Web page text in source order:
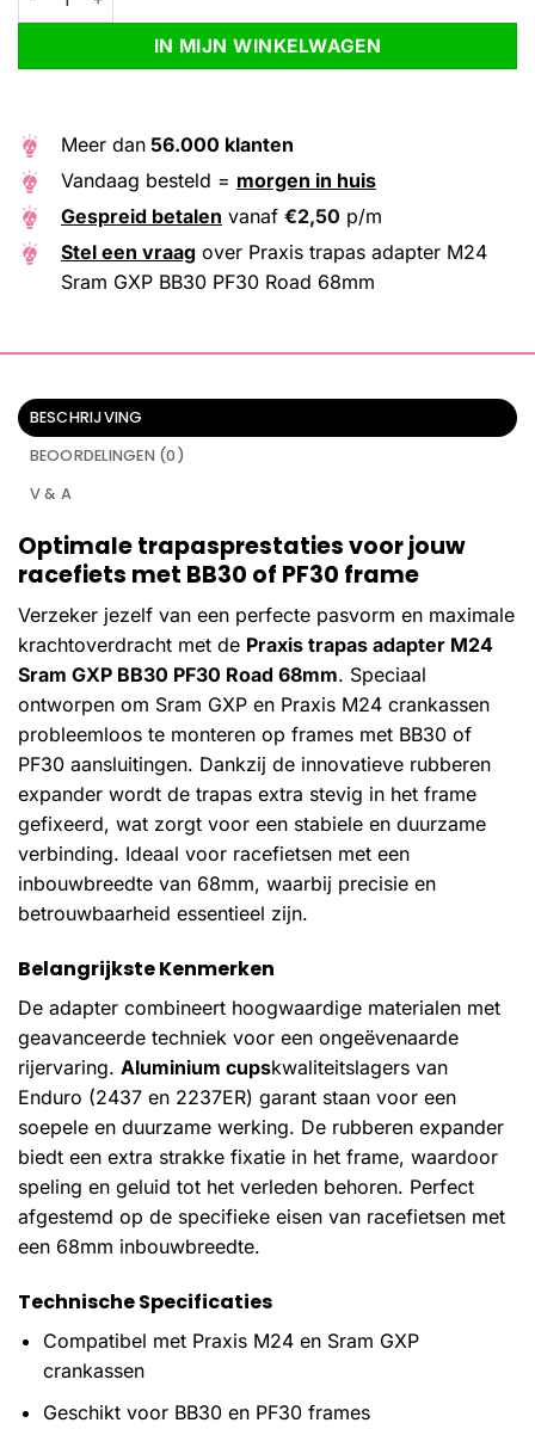
IN MIJN WINKELWAGEN
Meer dan 56.000 klanten
Vandaag besteld = morgen in huis
Gespreid betalen vanaf €2,50 p/m
Stel een vraag over Praxis trapas adapter M24
Sram GXP BB30 PF30 Road 68mm
BESCHRIJVING
BEOORDELINGEN (0)
V & A
Optimale trapasprestaties voor jouw
racefiets met BB30 of PF30 frame
Verzeker jezelf van een perfecte pasvorm en maximale
krachtoverdracht met de Praxis trapas adapter M24
Sram GXP BB30 PF30 Road 68mm. Speciaal
ontworpen om Sram GXP en Praxis M24 crankassen
probleemloos te monteren op frames met BB30 of
PF30 aansluitingen. Dankzij de innovatieve rubberen
expander wordt de trapas extra stevig in het frame
gefixeerd, wat zorgt voor een stabiele en duurzame
verbinding. Ideaal voor racefietsen met een
inbouwbreedte van 68mm, waarbij precisie en
betrouwbaarheid essentieel zijn.
Belangrijkste Kenmerken
De adapter combineert hoogwaardige materialen met
geavanceerde techniek voor een ongeëvenaarde
rijervaring. Aluminium cupskwaliteitslagers van
Enduro (2437 en 2237ER) garant staan voor een
soepele en duurzame werking. De rubberen expander
biedt een extra strakke fixatie in het frame, waardoor
speling en geluid tot het verleden behoren. Perfect
afgestemd op de specifieke eisen van racefietsen met
een 68mm inbouwbreedte.
Technische Specificaties
Compatibel met Praxis M24 en Sram GXP
crankassen
Geschikt voor BB30 en PF30 frames